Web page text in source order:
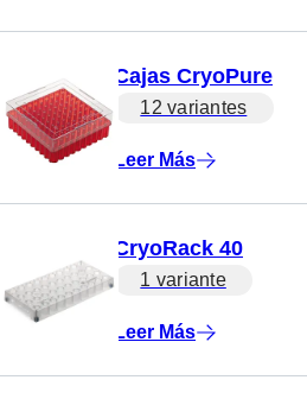
Cajas CryoPure
12 variantes
Leer Más
CryoRack 40
1 variante
Leer Más